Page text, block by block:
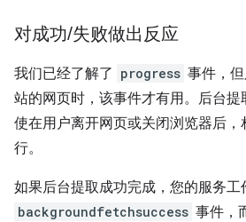
对成功/失败做出反应
我们已经了解了 progress 事件，
站的网页时，该事件才有用。后台提
使在用户离开网页或关闭浏览器后
行。
如果后台提取成功完成，您的服务工
backgroundfetchsuccess 事件，